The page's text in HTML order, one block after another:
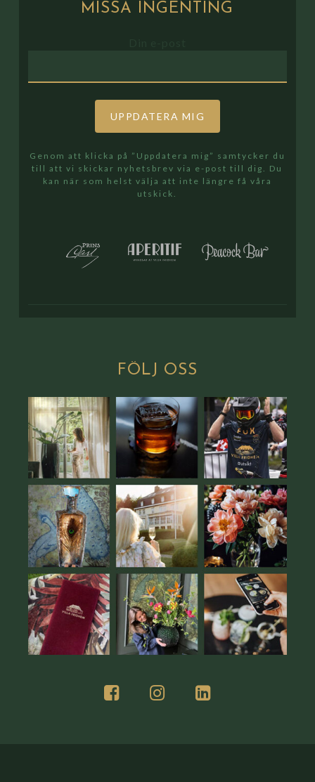
MISSA INGENTING
Genom att klicka på ”Uppdatera mig” samtycker du
till att vi skickar nyhetsbrev via e-post till dig. Du
kan när som helst välja att inte längre få våra
utskick.
FÖLJ OSS